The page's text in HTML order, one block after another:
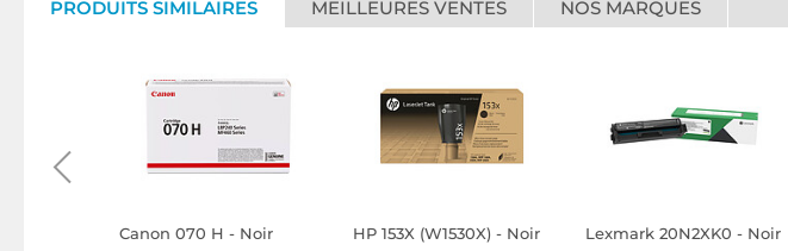
PRODUITS SIMILAIRES MEILLEURES VENTES NOS MARQUES
Canon 070 H - Noir HP 153X (W1530X) - Noir Lexmark 20N2XK0 - Noir